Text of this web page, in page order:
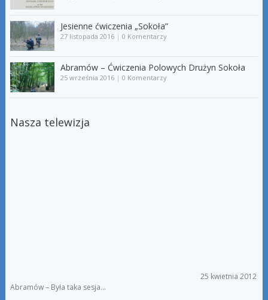
Jesienne ćwiczenia „Sokoła”
27 listopada 2016| 0 Komentarzy
Abramów – Ćwiczenia Polowych Drużyn Sokoła
25 września 2016| 0 Komentarzy
Nasza telewizja
25 kwietnia 2012
Abramów – Była taka sesja…